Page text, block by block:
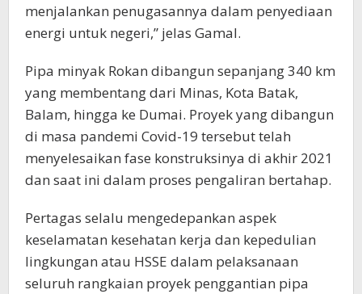
menjalankan penugasannya dalam penyediaan
energi untuk negeri,” jelas Gamal.
Pipa minyak Rokan dibangun sepanjang 340 km
yang membentang dari Minas, Kota Batak,
Balam, hingga ke Dumai. Proyek yang dibangun
di masa pandemi Covid-19 tersebut telah
menyelesaikan fase konstruksinya di akhir 2021
dan saat ini dalam proses pengaliran bertahap.
Pertagas selalu mengedepankan aspek
keselamatan kesehatan kerja dan kepedulian
lingkungan atau HSSE dalam pelaksanaan
seluruh rangkaian proyek penggantian pipa